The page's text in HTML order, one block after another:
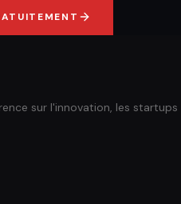
sur l'innovation, les startups